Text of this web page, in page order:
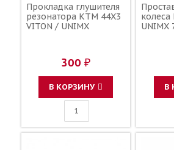
Прокладка глушителя
резонатора KTM 44X3
VITON / UNIMX
300 ₽
В КОРЗИНУ
колеса
UNIMX
В